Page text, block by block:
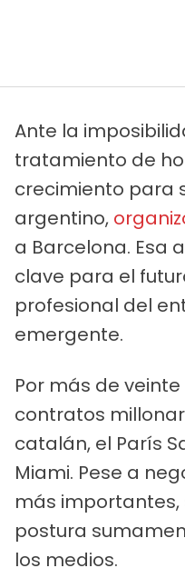
Ante la
tratamiento de
crecimiento para
argentino,
a Barcelona. Esa
clave para el
profesional del
emergente.
Por más de
contratos
catalán, el París
Miami. Pese a
más
postura
los medios.